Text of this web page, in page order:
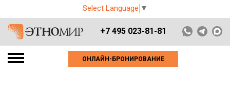
Select Language ▼
+7 495 023-81-81
ОНЛАЙН-БРОНИРОВАНИЕ